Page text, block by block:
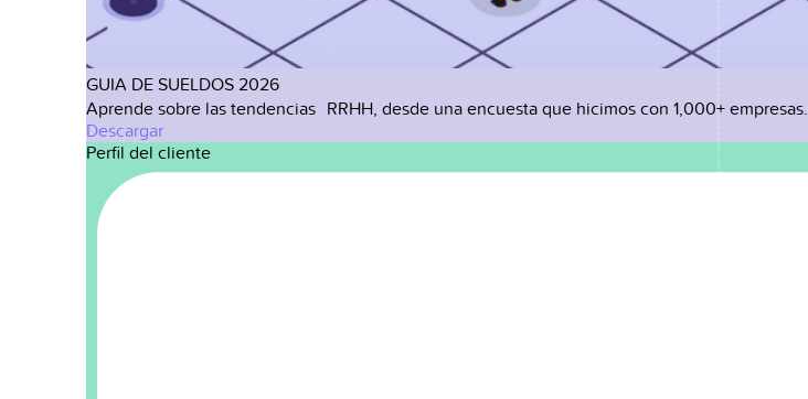
GUIA DE SUELDOS 2026
Aprende sobre las tendencias RRHH, desde una encuesta que hicimos con 1,000+ empresas.
Descargar
Perfil del cliente